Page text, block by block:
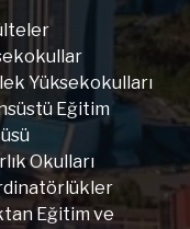
Yüksekokulları
Eğitim
Okulları
Eğitim ve